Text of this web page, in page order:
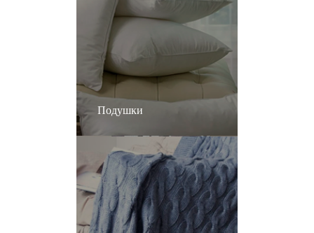
Подушки